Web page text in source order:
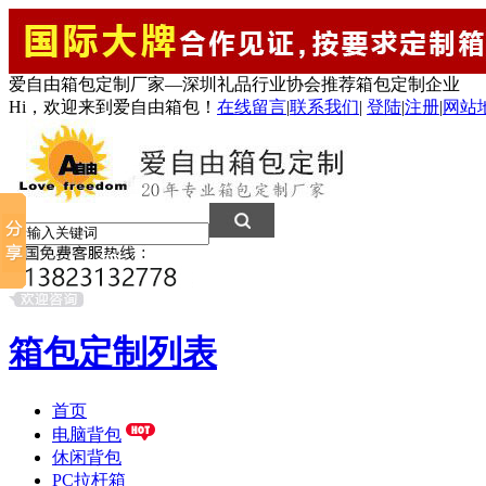
爱自由箱包定制厂家—深圳礼品行业协会推荐箱包定制企业
Hi，欢迎来到爱自由箱包！ 在线留言|联系我们| 登陆|注册|网站
箱包定制列表
首页
电脑背包
休闲背包
PC拉杆箱